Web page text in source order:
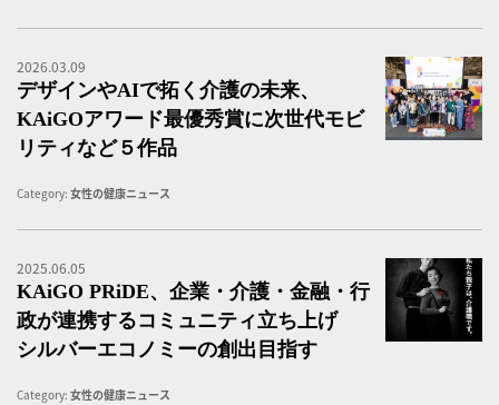
2026.03.09
デザインやAIで拓く介護の未来、
KAiGOアワード最優秀賞に次世代モビ
リティなど５作品
Category: 女性の健康ニュース
2025.06.05
KAiGO PRiDE、企業・介護・金融・行
政が連携するコミュニティ立ち上げ
シルバーエコノミーの創出目指す
Category: 女性の健康ニュース